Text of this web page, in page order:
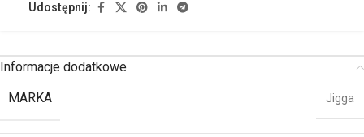
Udostępnij:
Informacje dodatkowe
MARKA
Jigga